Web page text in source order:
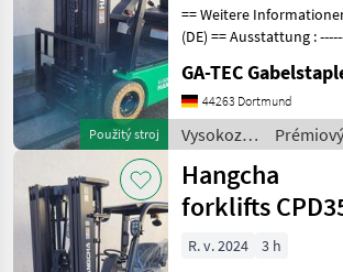
Použitý stroj
== Weitere
(DE) == Ausstattung : ----------
Dachabdeckung -
Vollfreihub -
Arbeitsscheinwerfer
Nicht kreidend
44263 Dortmund
Vysokozdvižné
vozíky a
skladová
technika /
Hangcha
forklifts
Hangcha
forklifts
R. v. 2024
3 h